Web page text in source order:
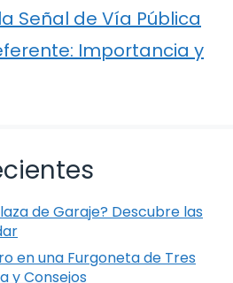
Señal de Vía Pública
Importancia y
de Garaje? Descubre las
en una Furgoneta de Tres
y Consejos